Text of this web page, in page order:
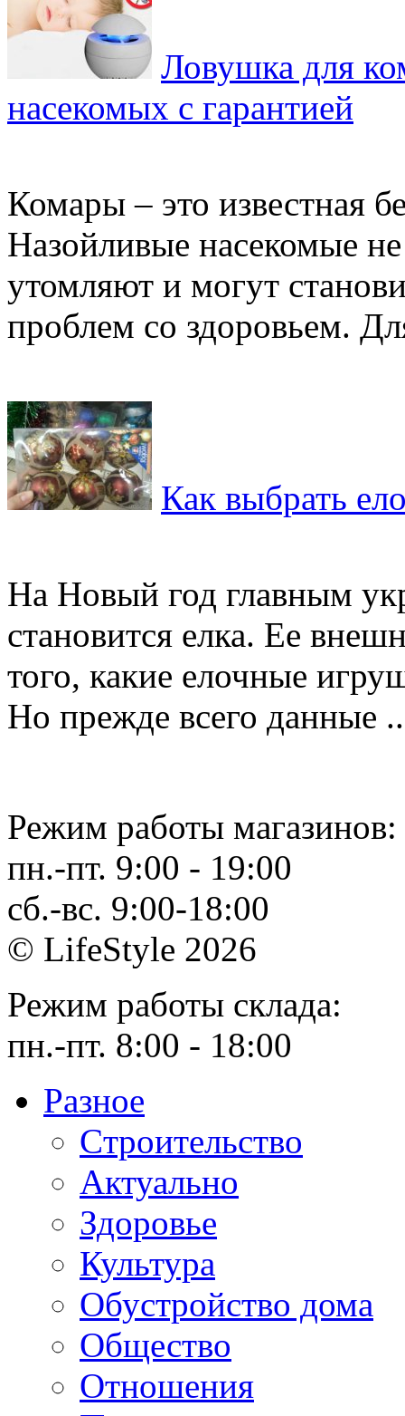
Ловушка для
насекомых с гарантией
Комары – это известная
Назойливые насекомые
утомляют и могут
проблем со здоровьем.
Как выбрать
На Новый год главным
становится елка. Ее
того, какие елочные
Но прежде всего данные
Режим работы магазинов:
пн.-пт. 9:00 - 19:00
сб.-вс. 9:00-18:00
© LifeStyle 2026
Режим работы склада:
пн.-пт. 8:00 - 18:00
Разное
Cтроительство
Актуально
Здоровье
Культура
Обустройство дома
Общество
Отношения